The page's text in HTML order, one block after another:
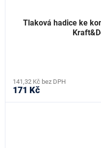
Tlaková hadice ke
141,32 Kč bez DPH
171 Kč